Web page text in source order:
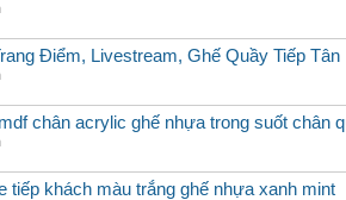
Điểm, Livestream, Ghế Quầy Tiếp
chân acrylic ghế nhựa trong suốt chân
tiếp khách màu trắng ghế nhựa xanh mint